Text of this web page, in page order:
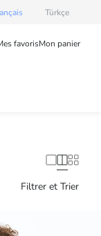
Türkçe
favorisMon panier
Filtrer et Trier